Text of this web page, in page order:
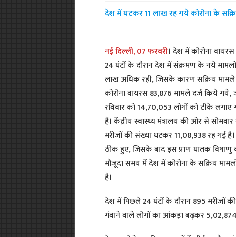
देश में घटकर 11 लाख रह गये कोरोना के
नई दिल्ली, 07 फरवरी। देश में कोरोना
24 घंटों के दौरान देश में संक्रमण के नये
लाख अधिक रही, जिसके कारण सक्रिय
कोरोना वायरस 83,876 मामले दर्ज किये
रविवार को 14,70,053 लोगों को टीके
हैं। केंद्रीय स्वास्थ्य मंत्रालय की ओर से
मरीजों की संख्या घटकर 11,08,938 रह गई
ठीक हुए, जिसके बाद इस प्राण घातक
मौजूदा समय में देश में कोरोना के सक्रिय
है।
देश में पिछले 24 घंटों के दौरान 895 मरीजों
गंवाने वाले लोगों का आंकड़ा बढ़कर 5,02,874